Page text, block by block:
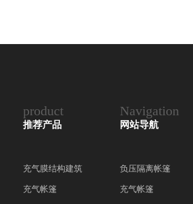
product
推荐产品
充气膜结构建筑
充气帐篷
Navigation
网站导航
负压隔离帐篷
充气帐篷